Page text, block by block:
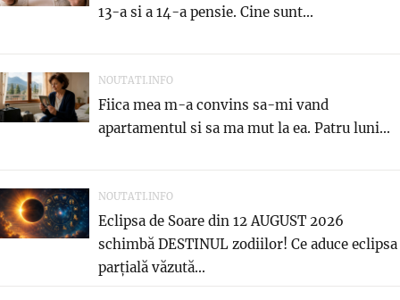
13-a si a 14-a pensie. Cine sunt...
NOUTATI.INFO
Fiica mea m-a convins sa-mi vand
apartamentul si sa ma mut la ea. Patru luni...
NOUTATI.INFO
Eclipsa de Soare din 12 AUGUST 2026
schimbă DESTINUL zodiilor! Ce aduce eclipsa
parțială văzută...